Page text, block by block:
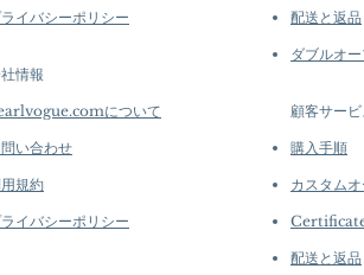
イバシーポリシー
情報
について
い合わせ
規約
イバシーポリシー
配送と返品
ダブルオ
顧客サービ
購入手順
カスタム
配送と返品